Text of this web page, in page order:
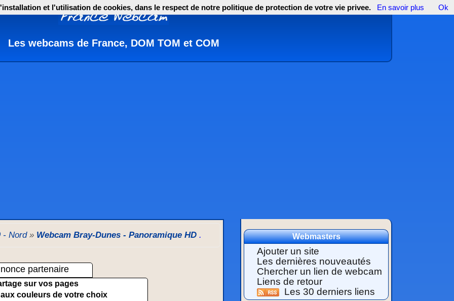
Les webcams de France, DOM TOM et COM
- Nord» Webcam Bray-Dunes - Panoramique HD .
partenaire
sur vos pages
couleurs de votre choix
Webmasters
Ajouter un site
Les dernières nouveautés
Chercher un lien de webcam
Liens de retour
Les 30 derniers liens
et l'utilisation de cookies, dans le respect de notre politique de protection de votre vie privee. En savoir plus Ok